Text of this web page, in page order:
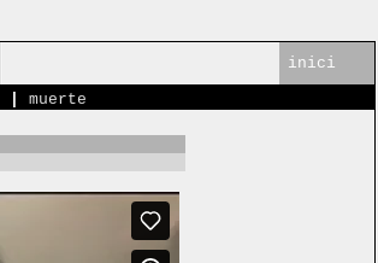
inici
muerte